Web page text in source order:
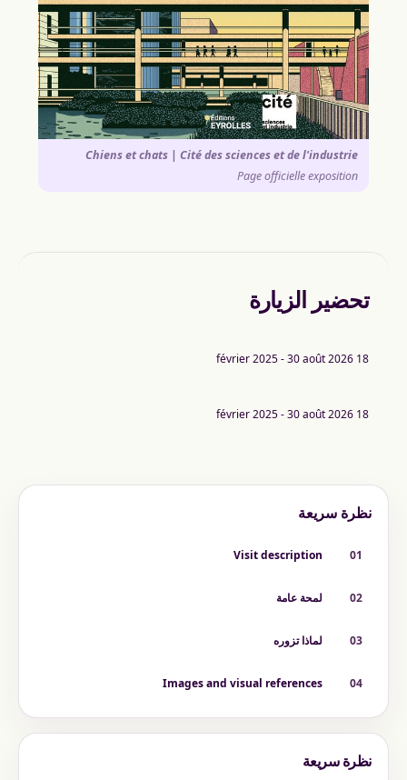
Chiens et chats | Cité des sciences et de l'industrie
Page officielle exposition
تحضير الزيارة
18 février 2025 - 30 août 2026
18 février 2025 - 30 août 2026
نظرة سريعة
01
Visit description
02 لمحة عامة
03 لماذا تزوره
04
Images and visual references
نظرة سريعة